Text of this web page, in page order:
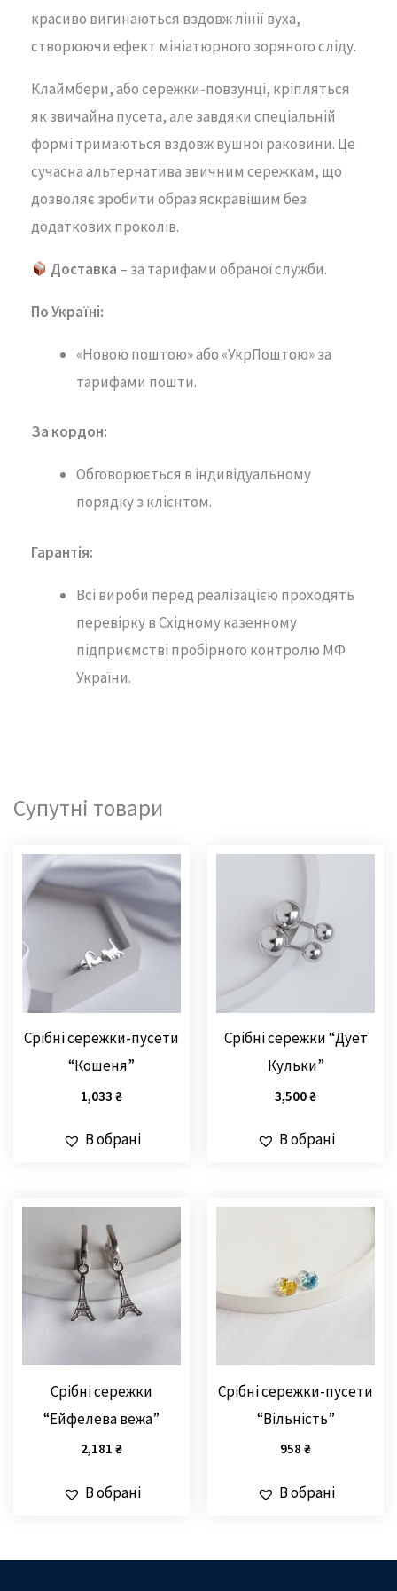
красиво вигинаються вздовжлінії вуха,
створюючи ефект мініатюрного зоряногосліду.
Клаймбери,абосережки-повзунці, кріпляться
якзвичайна пусета,але завдяки спеціальній
формі тримаються вздовжвушноїраковини. Це
сучаснаальтернатива звичним сережкам, що
дозволяє зробити образяскравішим без
додаткових проколів.
Доставка – за тарифами обраної служби.
По Україні:
«Новою поштою» або «УкрПоштою» за
тарифами пошти.
За кордон:
Обговорюється в індивідуальному
порядку з клієнтом.
Гарантія:
Всі вироби перед реалізацією проходять
перевірку в Східному казенному
підприємстві пробірного контролю МФ
України.
Супутні товари
Срібні сережки-пусети
“Кошеня”
1,033 ₴
В обрані
Срібні сережки “Дует
Кульки”
3,500₴
В обрані
Срібні сережки
“Ейфелева вежа”
2,181 ₴
В обрані
Срібні сережки-пусети
“Вільність”
958 ₴
В обрані